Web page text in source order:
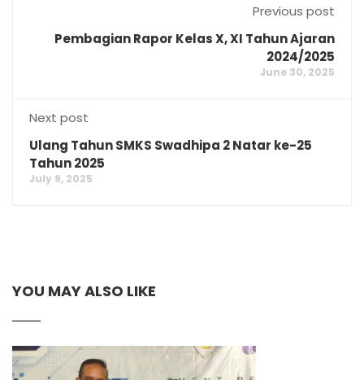
Previous post
Pembagian Rapor Kelas X, XI Tahun Ajaran
2024/2025
June 30, 2025
Next post
Ulang Tahun SMKS Swadhipa 2 Natar ke-25
Tahun 2025
July 9, 2025
YOU MAY ALSO LIKE